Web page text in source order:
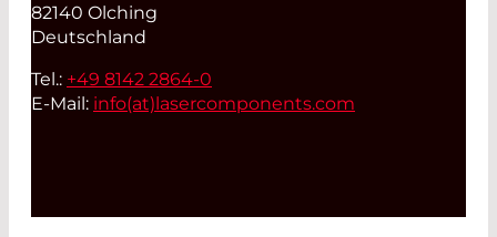
82140 Olching
Deutschland
Tel.: +49 8142 2864-0
E-Mail: info(at)lasercomponents.com